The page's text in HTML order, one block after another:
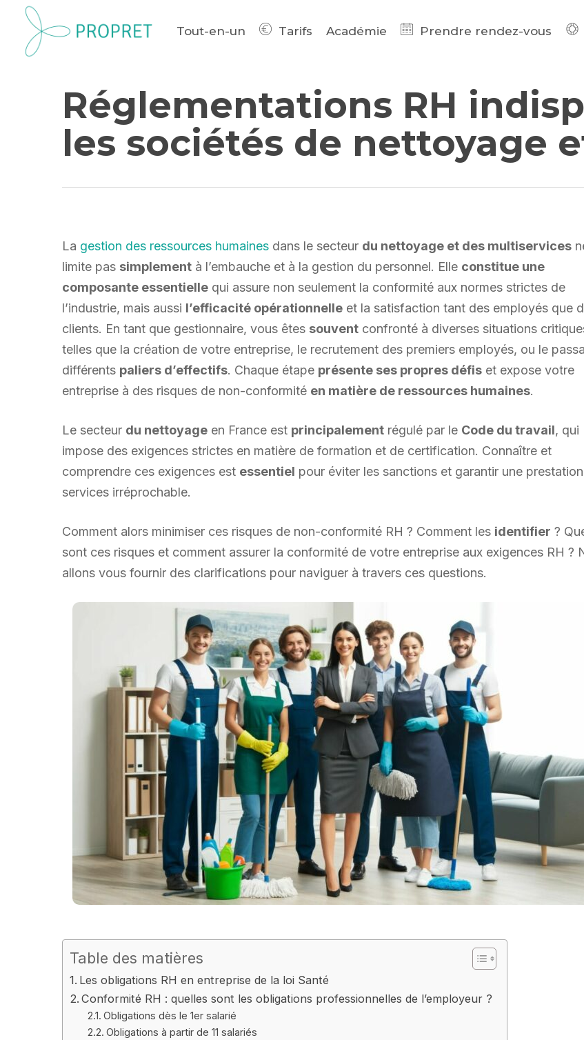
main
Tout-en-un Tarifs Académie Prendre rendez-vous
Réglementations RH
les sociétés de nettoyage
La gestion des ressources humaines dans le secteur du nettoyage et des multiservices
limite pas simplement à l’embauche et à la gestion du personnel. Elle constitue une
composante essentielle qui assure non seulement la conformité aux normes strictes de
l’industrie, mais aussi l’efficacité opérationnelle et la satisfaction tant des employés que
clients. En tant que gestionnaire, vous êtes souvent confronté à diverses situations
telles que la création de votre entreprise, le recrutement des premiers employés, ou le
différents paliers d’effectifs. Chaque étape présente ses propres défis et expose votre
entreprise à des risques de non-conformité en matière de ressources humaines.
Le secteur du nettoyage en France est principalement régulé par le Code du travail, qui
impose des exigences strictes en matière de formation et de certification. Connaître et
comprendre ces exigences est essentiel pour éviter les sanctions et garantir une
services irréprochable.
Comment alors minimiser ces risques de non-conformité RH ? Comment les identifier ?
sont ces risques et comment assurer la conformité de votre entreprise aux exigences RH ?
allons vous fournir des clarifications pour naviguer à travers ces questions.
Table des matières
Les obligations RH en entreprise de la loi Santé
Conformité RH : quelles sont les obligations professionnelles de l’employeur ?
Obligations dès le 1er salarié
Obligations à partir de 11 salariés